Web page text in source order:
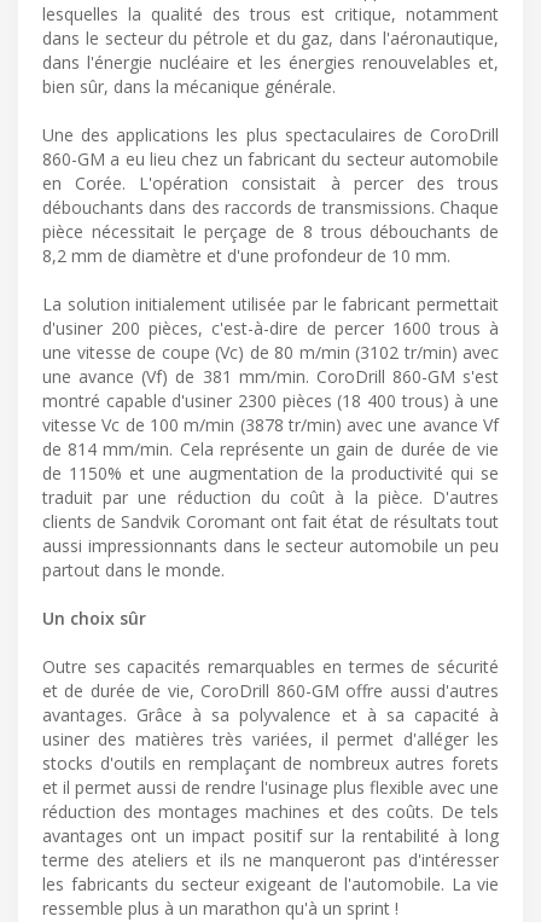
lesquelles la qualité des trous est critique, notamment
dans le secteur du pétrole et du gaz, dans l'aéronautique,
dans l'énergie nucléaire ​et les énergies renouvelables et,
bien sûr, dans la mécanique générale.
Une des applications les plus spectaculaires de CoroDrill
860-GM a eu lieu chez un fabricant du secteur automobile
en Corée. L'opération consistait à percer des trous
débouchants dans des raccords de transmissions. Chaque
pièce nécessitait le perçage de 8 trous débouchants de
8,2 mm de diamètre et d'une profondeur de 10 mm.
La solution initialement utilisée par le fabricant permettait
d'usiner 200 pièces, c'est-à-dire de percer 1600 trous à
une vitesse de coupe (Vc) de 80 m/min (3102 tr/min) avec
une avance (Vf) de 381 mm/min. CoroDrill 860-GM s'est
montré capable d'usiner 2300 pièces (18 400 trous) à une
vitesse Vc de 100 m/min (3878 tr/min) avec une avance Vf
de 814 mm/min. Cela représente un gain de durée de vie
de 1150% et une augmentation de la productivité qui se
traduit par une réduction du coût à la pièce. D'autres
clients de Sandvik Coromant ont fait état de résultats tout
aussi impressionnants dans le secteur automobile un peu
partout dans le monde.
Un choix sûr
Outre ses capacités remarquables en termes de sécurité
et de durée de vie, CoroDrill 860-GM offre aussi d'autres
avantages. Grâce à sa polyvalence et à sa capacité à
usiner des matières très variées, il permet d'alléger les
stocks d'outils en remplaçant de nombreux autres forets
et il permet aussi de rendre l'usinage plus flexible avec une
réduction des montages machines et des coûts. De tels
avantages ont un impact positif sur la rentabilité à long
terme des ateliers et ils ne manqueront pas d'intéresser
les fabricants du secteur exigeant de l'automobile. La vie
ressemble plus à un marathon qu'à un sprint ! ​